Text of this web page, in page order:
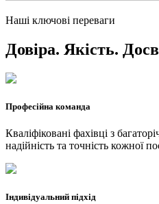
Наші ключові переваги
Довіра. Якість.
Професійна команда
Кваліфіковані фахівці з
надійність та точність кожної
Індивідуальний підхід